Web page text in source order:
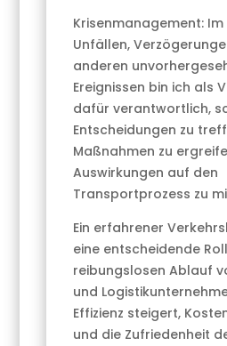
Krisenmanagement: Im
Unfällen,
anderen
Ereignissen bin ich als
dafür verantwortlich,
Entscheidungen zu
Maßnahmen zu
Auswirkungen auf den
Transportprozess zu
Ein erfahrener
eine entscheidende
reibungslosen Ablauf
und
Effizienz steigert,
und die Zufriedenheit